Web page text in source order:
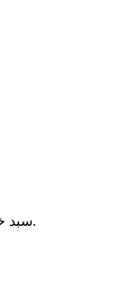
سبد خرید شما خالی است.